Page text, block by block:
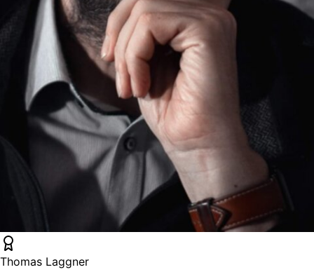
Thomas Laggner